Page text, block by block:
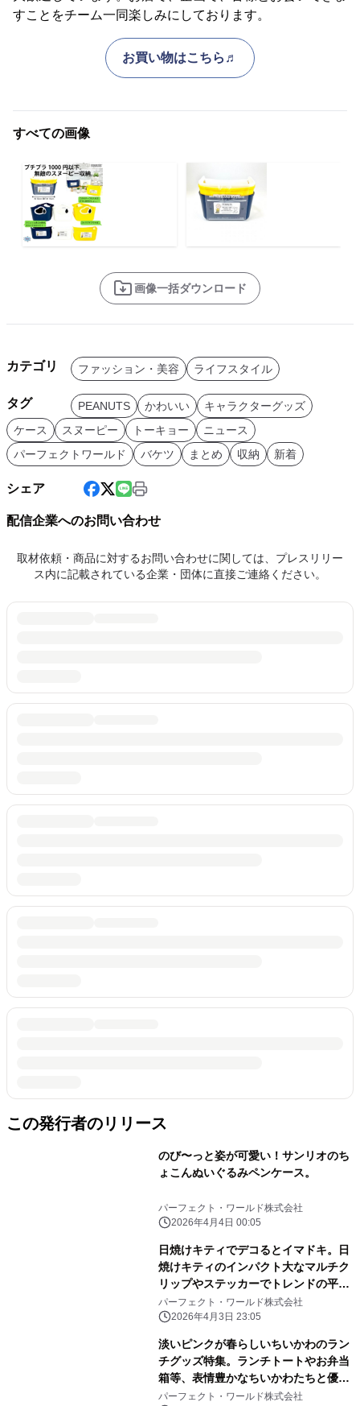
すことをチーム一同楽しみにしております。
お買い物はこちら♬
すべての画像
画像一括ダウンロード
カテゴリ ファッション・美容 ライフスタイル
タグ PEANUTS かわいい
キャラクターグッズ
ケース
スヌーピー トーキョー
ニュース
パーフェクトワールド
バケツ まとめ 収納 新着
シェア
配信企業へのお問い合わせ
取材依頼・商品に対するお問い合わせに関しては、プレスリリー
ス内に記載されている企業・団体に直接ご連絡ください。
この発行者のリリース
のび〜っと姿が可愛い！サンリオのち
ょこんぬいぐるみペンケース。
パーフェクト・ワールド株式会社
2026年4月4日 00:05
日焼けキティでデコるとイマドキ。日
焼けキティのインパクト大なマルチク
リップやステッカーでトレンドの平成
レトロ感ばっちりです。
パーフェクト・ワールド株式会社
2026年4月3日 23:05
淡いピンクが春らしいちいかわのラン
チグッズ特集。ランチトートやお弁当
箱等、表情豊かなちいかわたちと優し
いピンク色に心和む
パーフェクト・ワールド株式会社